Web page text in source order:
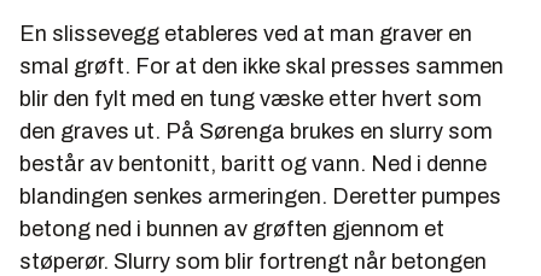
En slissevegg etableres ved at man graver en
smal grøft. For at den ikke skal presses sammen
blir den fylt med en tung væske etter hvert som
den graves ut. På Sørenga brukes en slurry som
består av bentonitt, baritt og vann. Ned i denne
blandingen senkes armeringen. Deretter pumpes
betong ned i bunnen av grøften gjennom et
støperør. Slurry som blir fortrengt når betongen